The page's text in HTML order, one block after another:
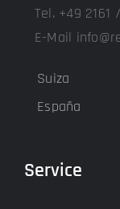
Tel. +49 2161
E-Mail
Suiza
España
Service